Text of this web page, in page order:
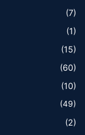
(7)
(1)
(15)
(60)
(10)
(49)
(2)